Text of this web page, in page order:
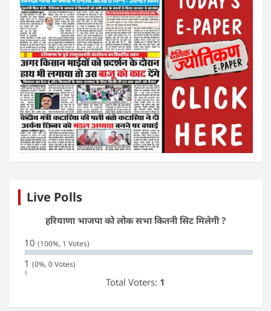
Live Polls
हरियाणा भाजपा को लोक सभा कितनी सिट मिलेगी ?
10 (100%, 1 Votes)
1 (0%, 0 Votes)
Total Voters: 1